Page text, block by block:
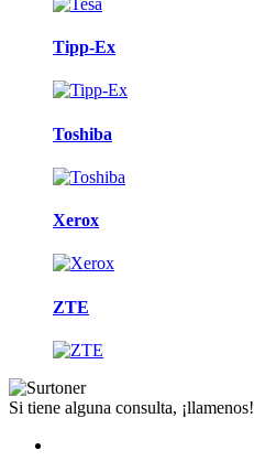
Tipp-Ex
Toshiba
Xerox
ZTE
Si tiene alguna consulta, ¡llamenos!